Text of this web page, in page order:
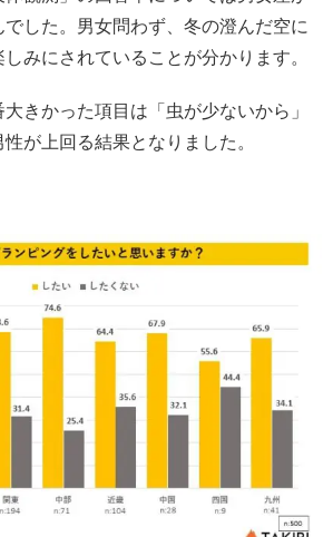
した。男女問わず、冬の澄んだ空に
みにされていることが分かります。
きかった項目は「虫が少ないから」
が上回る結果となりました。